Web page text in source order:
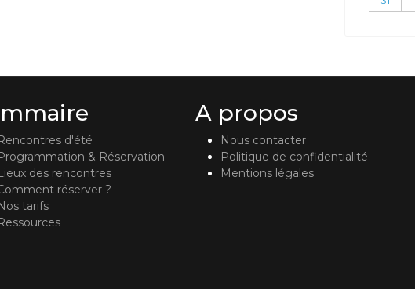
d'été
& Réservation
des rencontres
réserver ?
tarifs
A propos
Nous contacter
Politique de confidentialité
Mentions légales